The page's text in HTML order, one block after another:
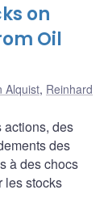
on
Oil
Alquist, Reinhard
actions, des
des
à des chocs
les stocks